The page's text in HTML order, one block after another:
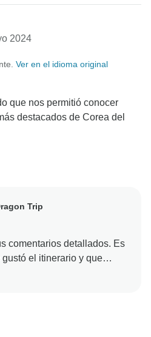
2024
Ver en el idioma original
que nos permitió conocer
destacados de Corea del
Trip
comentarios detallados. Es
el itinerario y que
de explorar los lugares más
la flexibilidad del viaje.
sobre la